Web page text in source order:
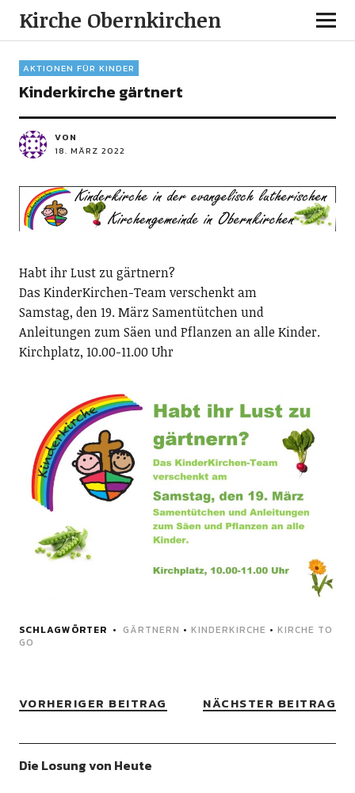
Kirche Obernkirchen
AKTIONEN FÜR KINDER
Kinderkirche gärtnert
VON
18. MÄRZ 2022
Habt ihr Lust zu gärtnern?
Das KinderKirchen-Team verschenkt am
Samstag, den 19. März Samentütchen und
Anleitungen zum Säen und Pflanzen an alle Kinder.
Kirchplatz, 10.00-11.00 Uhr
SCHLAGWÖRTER GÄRTNERN • KINDERKIRCHE • KIRCHE TO
GO
VORHERIGER BEITRAG NÄCHSTER BEITRAG
Die Losung von Heute